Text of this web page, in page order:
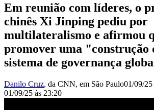
Em reunião com líderes, o
chinês Xi Jinping pediu por
multilateralismo e afirmou
promover uma "construção
sistema de governança
Danilo Cruz, da CNN, em São Paulo01/09/25
01/09/25 às 23:20